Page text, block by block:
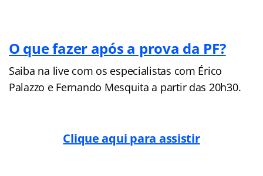
O que fazer após a prova da PF?
Saiba na live com os especialistas com Érico
Palazzo e Fernando Mesquita a partir das 20h30.
Clique aqui para assistir